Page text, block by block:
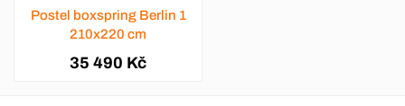
Postel boxspring Berlin 1
210x220 cm
35 490 Kč